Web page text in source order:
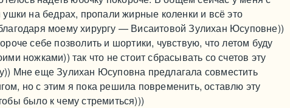
на бедрах, пропали жирные коленки и всё это
моему хирургу — Висаитовой Зулихан Юсуповне))
себе позволить и шортики, чувствую, что летом буду
ножками)) так что не стоит сбрасывать со счетов эту
Мне еще Зулихан Юсуповна предлагала совместить
но с этим я пока решила повременить, оставлю эту
было к чему стремиться)))